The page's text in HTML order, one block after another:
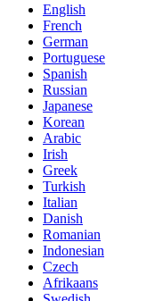
English
French
German
Portuguese
Spanish
Russian
Japanese
Korean
Arabic
Irish
Greek
Turkish
Italian
Danish
Romanian
Indonesian
Czech
Afrikaans